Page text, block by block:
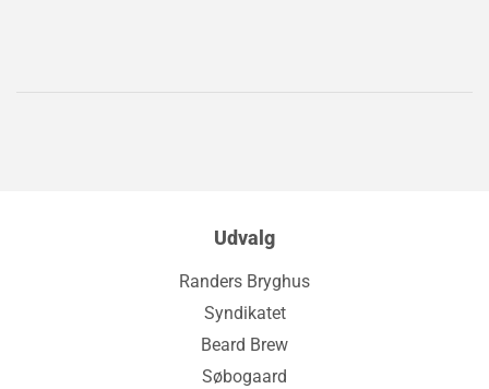
Udvalg
Randers Bryghus
Syndikatet
Beard Brew
Søbogaard